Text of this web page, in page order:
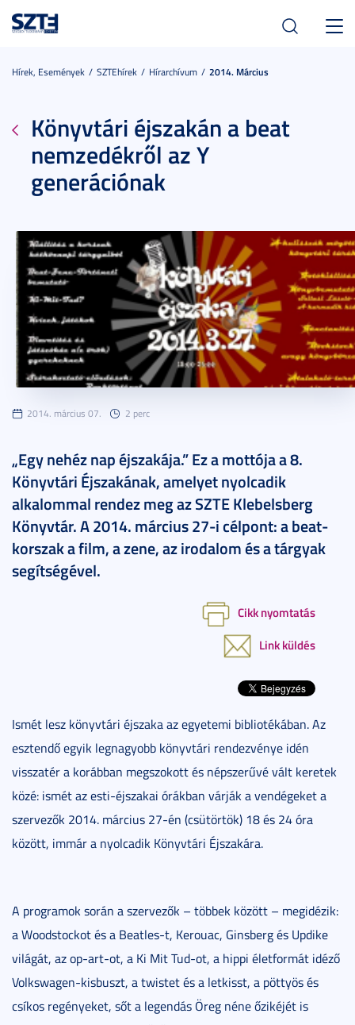
Hírek, Események SZTEhírek Hírarchívum 2014. Március
Könyvtári éjszakán a beat
nemzedékről az Y
generációnak
2014. március 07. 2 perc
„Egy nehéz nap éjszakája.” Ez a mottója a 8.
Könyvtári Éjszakának, amelyet nyolcadik
alkalommal rendez meg az SZTE Klebelsberg
Könyvtár. A 2014. március 27-i célpont: a beat-
korszak a film, a zene, az irodalom és a tárgyak
segítségével.
Cikk nyomtatás
Link küldés
Ismét lesz könyvtári éjszaka az egyetemi bibliotékában. Az
esztendő egyik legnagyobb könyvtári rendezvénye idén
visszatér a korábban megszokott és népszerűvé vált keretek
közé: ismét az esti-éjszakai órákban várják a vendégeket a
szervezők 2014. március 27-én (csütörtök) 18 és 24 óra
között, immár a nyolcadik Könyvtári Éjszakára.
A programok során a szervezők – többek között – megidézik:
a Woodstockot és a Beatles-t, Kerouac, Ginsberg és Updike
világát, az op-art-ot, a Ki Mit Tud-ot, a hippi életformát idéző
Volkswagen-kisbuszt, a twistet és a letkisst, a pöttyös és
csíkos regényeket, sőt a legendás Öreg néne őzikéjét is